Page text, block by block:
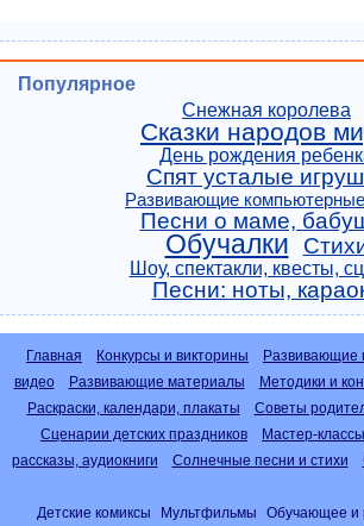
Популярное
Снежная королева
Сказки народов
День рождения
Спят усталые
Развивающие
Песни о маме,
Обучалки
Шоу, спектакли, квесты,
Песни: ноты,
Главная Конкурсы и викторины Развивающие
видео
Развивающие материалы
Методики и
Раскраски, календари, плакаты
Советы
Сценарии детских праздников
Мастер-
рассказы, аудиокниги
Солнечные песни и стихи
Детские комиксы Мультфильмы
Обучающее и